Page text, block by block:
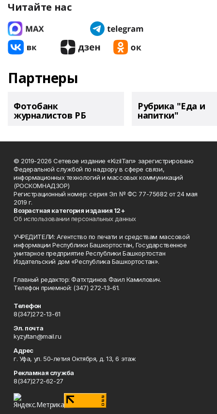
Читайте нас
Партнеры
Фотобанк
журналистов РБ
Рубрика "Еда и
напитки"
© 2019-2026 Сетевое издание «KizilTan» зарегистрировано
Федеральной службой по надзору в сфере связи,
информационных технологий и массовых коммуникаций
(РОСКОМНАДЗОР)
Регистрационный номер: серия Эл № ФС 77-75682 от 24 мая
2019 г.
Возрастная категория издания 12+
Об использовании персональных данных
УЧРЕДИТЕЛИ: Агентство по печати и средствам массовой
информации Республики Башкортостан, Государственное
унитарное предприятие Республики Башкортостан
Издательский дом «Республика Башкортостан».
Главный редактор: Фатхтдинов Фаил Камилович.
Телефон приемной: (347) 272-13-61.
Телефон
8(347)272-13-61
Эл. почта
kyzyltan@mail.ru
Адрес
г. Уфа, ул. 50-летия Октября, д. 13, 6 этаж
Рекламная служба
8(347)272-62-27